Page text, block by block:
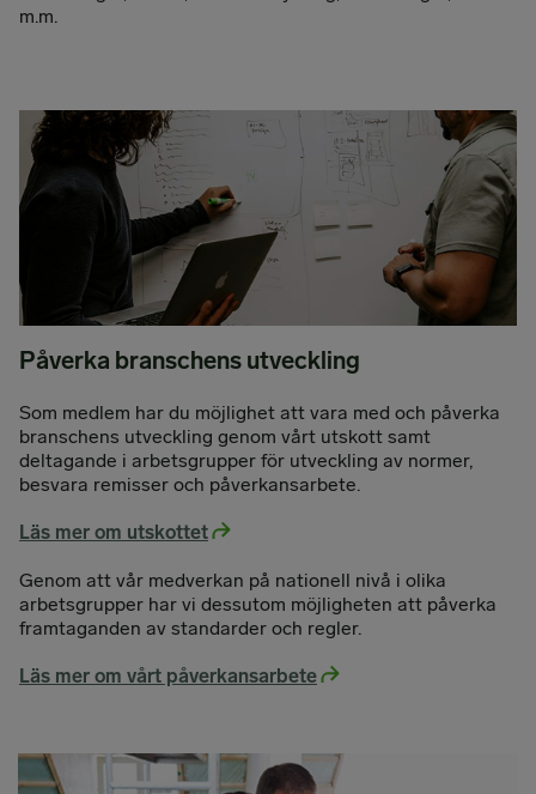
m.m.
Påverka branschens utveckling
Som medlem har du möjlighet att vara med och påverka
branschens utveckling genom vårt utskott samt
deltagande i arbetsgrupper för utveckling av normer,
besvara remisser och påverkansarbete.
Läs mer om utskottet
Genom att vår medverkan på nationell nivå i olika
arbetsgrupper har vi dessutom möjligheten att påverka
framtaganden av standarder och regler.
Läs mer om vårt påverkansarbete